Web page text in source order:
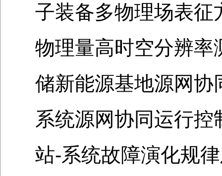
子装备多物理场表
物理量高时空分辨
储新能源基地源网
系统源网协同运行
站-系统故障演化规